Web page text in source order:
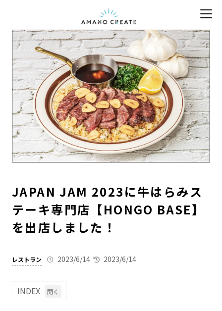
JAPAN JAM 2023に牛はらみス
テーキ専門店【HONGO BASE】
を出店しました！
レストラン 2023/6/14 2023/6/14
INDEX